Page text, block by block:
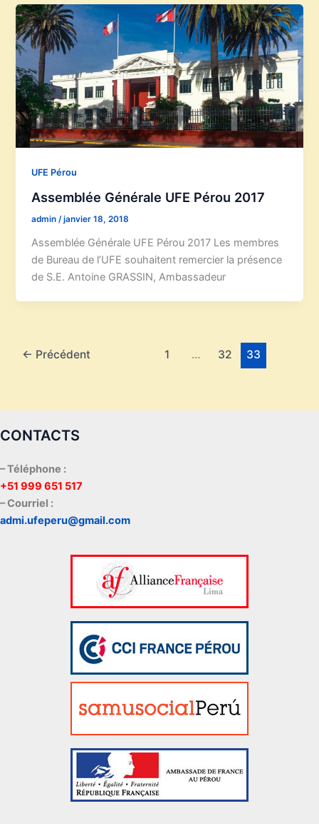
UFE Pérou
Assemblée Générale UFE Pérou 2017
admin/janvier 18, 2018
Assemblée Générale UFE Pérou 2017 Les membres
de Bureau de l’UFE souhaitent remercier la présence
de S.E. Antoine GRASSIN, Ambassadeur
← Précédent 1 … 32 33
CONTACTS
– Téléphone :
+51 999 651 517
– Courriel :
admi.ufeperu@gmail.com